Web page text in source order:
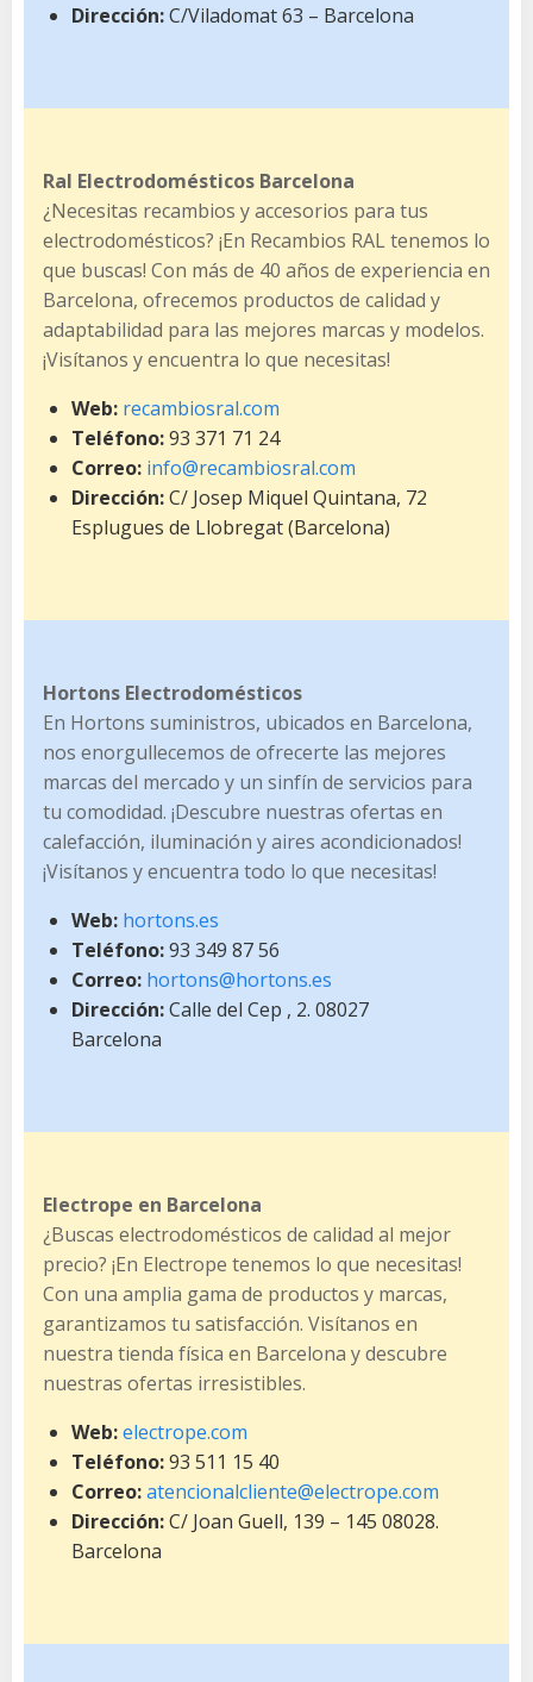
Dirección:C/Viladomat 63 – Barcelona
Ral Electrodomésticos Barcelona
¿Necesitas recambios y accesorios para tus
electrodomésticos? ¡En Recambios RAL tenemos lo
que buscas! Con más de 40 años de experiencia en
Barcelona, ofrecemos productos de calidad y
adaptabilidad para las mejores marcas y modelos.
¡Visítanos y encuentra lo que necesitas!
Web: recambiosral.com
Teléfono:93 371 71 24
Correo: info@recambiosral.com
Dirección:C/ Josep Miquel Quintana, 72
Esplugues de Llobregat (Barcelona)
Hortons Electrodomésticos
En Hortons suministros, ubicados en Barcelona,
nos enorgullecemos de ofrecerte las mejores
marcas del mercado y un sinfín de servicios para
tu comodidad. ¡Descubre nuestras ofertas en
calefacción, iluminación y aires acondicionados!
¡Visítanos y encuentra todo lo que necesitas!
Web: hortons.es
Teléfono:93 349 87 56
Correo: hortons@hortons.es
Dirección:Calle del Cep , 2. 08027
Barcelona
Electrope en Barcelona
¿Buscas electrodomésticos de calidad al mejor
precio? ¡En Electrope tenemos lo que necesitas!
Con una amplia gama de productos y marcas,
garantizamos tu satisfacción. Visítanos en
nuestra tienda física en Barcelona y descubre
nuestras ofertas irresistibles.
Web:electrope.com
Teléfono:93 511 15 40
Correo:atencionalcliente@electrope.com
Dirección:C/ Joan Guell, 139 – 145 08028.
Barcelona